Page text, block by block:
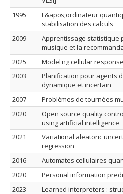
1995
L&apos;ordinateur
stabilisation des calculs
2009
Apprentissage statistique
musique et la
2025
Modeling cellular
2003
Planification pour agents
dynamique et incertain
2007
Problèmes de tournées
2020
Open source quality
using artificial intelligence
2021
Variational aleatoric
regression
2016
Automates cellulaires
2020
Personal information
2023
Learned interpreters :